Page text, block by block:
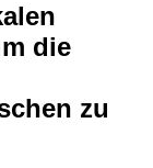
die
zu